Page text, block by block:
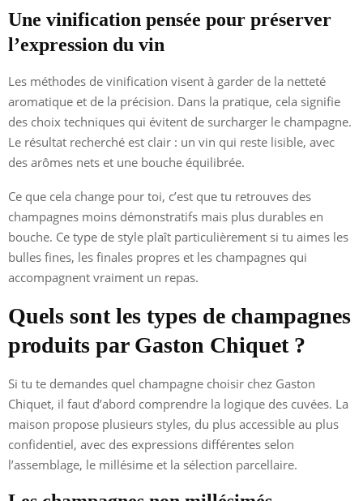
Une vinification pensée pour préserver
l’expression du vin
Les méthodes de vinification visent à garder de la netteté
aromatique et de la précision. Dans la pratique, cela signifie
des choix techniques qui évitent de surcharger le champagne.
Le résultat recherché est clair : un vin qui reste lisible, avec
des arômes nets et une bouche équilibrée.
Ce que cela change pour toi, c’est que tu retrouves des
champagnes moins démonstratifs mais plus durables en
bouche. Ce type de style plaît particulièrement si tu aimes les
bulles fines, les finales propres et les champagnes qui
accompagnent vraiment un repas.
Quels sont les types de champagnes
produits par Gaston Chiquet ?
Si tu te demandes quel champagne choisir chez Gaston
Chiquet, il faut d’abord comprendre la logique des cuvées. La
maison propose plusieurs styles, du plus accessible au plus
confidentiel, avec des expressions différentes selon
l’assemblage, le millésime et la sélection parcellaire.